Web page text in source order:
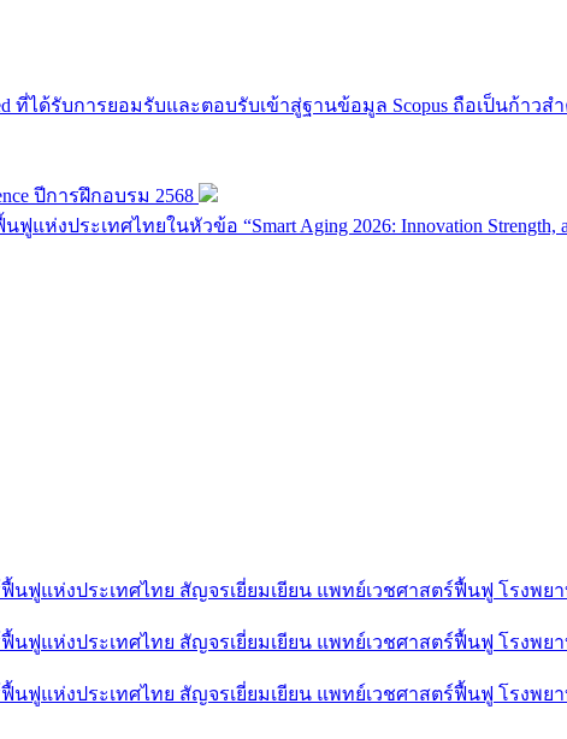
ที่ได้รับการยอมรับและตอบรับเข้าสู่ฐานข้อมูล Scopus ถือเป็นก้าว
ปีการฝึกอบรม 2568
ประเทศไทยในหัวข้อ “Smart Aging 2026: Innovation Strength,
ฟูแห่งประเทศไทย สัญจรเยี่ยมเยียน แพทย์เวชศาสตร์ฟื้นฟู โรงพย
แห่งประเทศไทย สัญจรเยี่ยมเยียน แพทย์เวชศาสตร์ฟื้นฟู โรงพย
ฟูแห่งประเทศไทย สัญจรเยี่ยมเยียน แพทย์เวชศาสตร์ฟื้นฟู โรงพ